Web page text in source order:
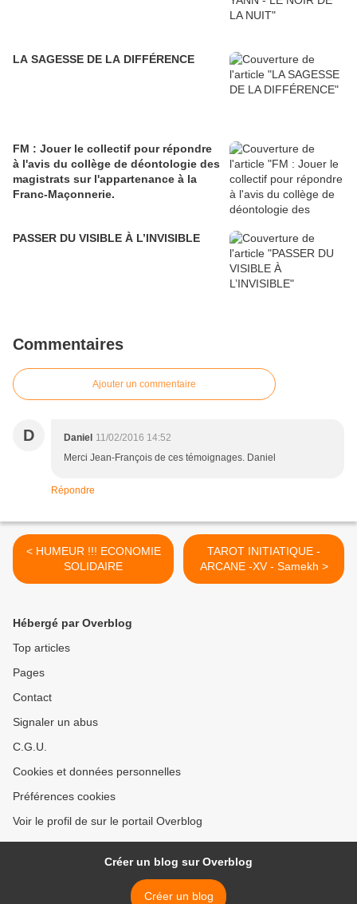
LA SAGESSE DE LA DIFFÉRENCE
FM : Jouer le collectif pour répondre
à l'avis du collège de déontologie des
magistrats sur l'appartenance à la
Franc-Maçonnerie.
PASSER DU VISIBLE À L’INVISIBLE
Commentaires
Ajouter un commentaire
D Daniel 11/02/2016 14:52
Merci Jean-François de ces témoignages. Daniel
Répondre
< HUMEUR !!! ECONOMIE
SOLIDAIRE
TAROT INITIATIQUE -
ARCANE -XV - Samekh >
Hébergé par Overblog
Top articles
Pages
Contact
Signaler un abus
C.G.U.
Cookies et données personnelles
Préférences cookies
Voir le profil de sur le portail Overblog
Créer un blog sur Overblog
Créer un blog